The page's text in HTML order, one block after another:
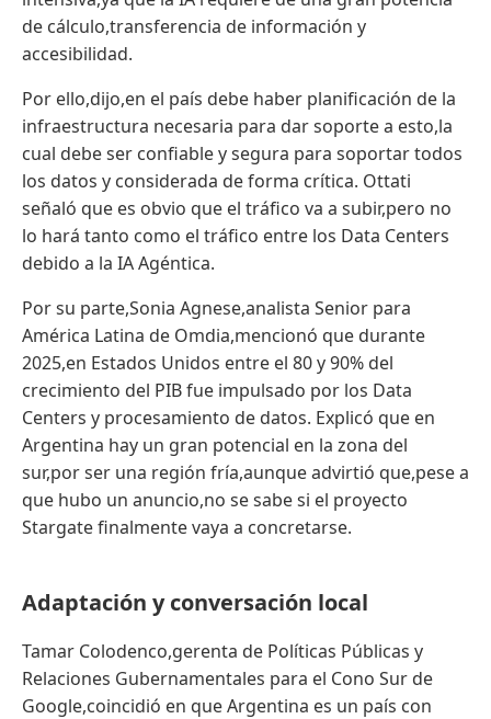
de cálculo,transferencia de información y
accesibilidad.
Por ello,dijo,en el país debe haber planificación de la
infraestructura necesaria para dar soporte a esto,la
cual debe ser confiable y segura para soportar todos
los datos y considerada de forma crítica. Ottati
señaló que es obvio que el tráfico va a subir,pero no
lo hará tanto como el tráfico entre los Data Centers
debido a la IA Agéntica.
Por su parte,Sonia Agnese,analista Senior para
América Latina de Omdia,mencionó que durante
2025,en Estados Unidos entre el 80 y 90% del
crecimiento del PIB fue impulsado por los Data
Centers y procesamiento de datos. Explicó que en
Argentina hay un gran potencial en la zona del
sur,por ser una región fría,aunque advirtió que,pese a
que hubo un anuncio,no se sabe si el proyecto
Stargate finalmente vaya a concretarse.
Adaptación y conversación local
Tamar Colodenco,gerenta de Políticas Públicas y
Relaciones Gubernamentales para el Cono Sur de
Google,coincidió en que Argentina es un país con